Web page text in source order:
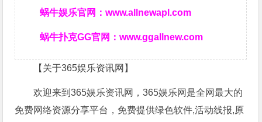
蜗牛娱乐官网：www.allnewapl.com
蜗牛扑克GG官网：www.ggallnew.com
【关于365娱乐资讯网】
欢迎来到365娱乐资讯网，365娱乐网是全网最大的
免费网络资源分享平台，免费提供绿色软件,活动线报,原